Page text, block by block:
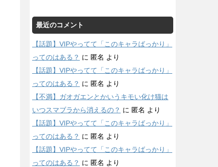
最近のコメント
【話題】VIPやってて「このキャラばっかり」
ってのはある？ に 匿名 より
【話題】VIPやってて「このキャラばっかり」
ってのはある？ に 匿名 より
【不満】ガオガエンとかいうキモい化け猫は
いつスマブラから消えるの？ に 匿名 より
【話題】VIPやってて「このキャラばっかり」
ってのはある？ に 匿名 より
【話題】VIPやってて「このキャラばっかり」
ってのはある？ に 匿名 より